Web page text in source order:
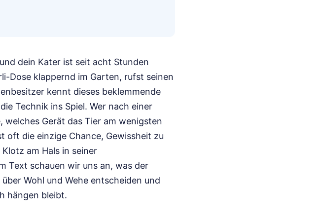
dein Kater ist seit acht Stunden
Dose klappernd im Garten, rufst seinen
kennt dieses beklemmende
Technik ins Spiel. Wer nach einer
Gerät das Tier am wenigsten
oft die einzige Chance, Gewissheit zu
am Hals in seiner
Text schauen wir uns an, was der
Wohl und Wehe entscheiden und
hängen bleibt.